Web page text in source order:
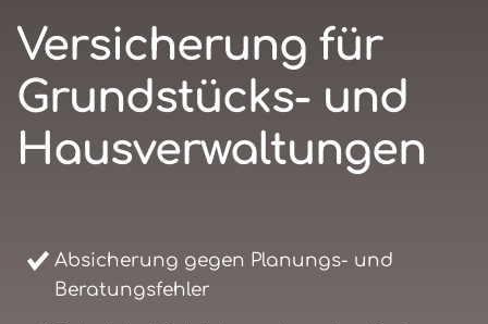
Versicherung für
Grundstücks- und
Hausverwaltungen
Absicherung gegen Planungs- und
Beratungsfehler